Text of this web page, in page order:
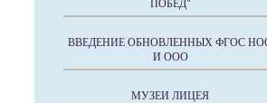
ПОБЕД"
ВВЕДЕНИЕ ОБНОВЛЕННЫХ ФГОС
И ООО
МУЗЕИ ЛИЦЕЯ